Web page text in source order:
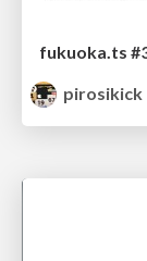
pirosikick